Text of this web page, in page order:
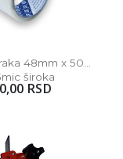
48mm x 50m
široka
RSD